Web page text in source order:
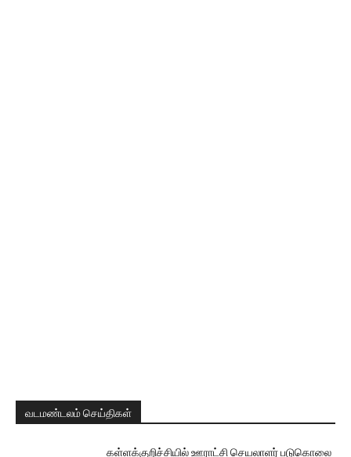
வடமண்டலம் செய்திகள்
கள்ளக்குறிச்சியில் ஊராட்சி செயலாளர் படுகொலை